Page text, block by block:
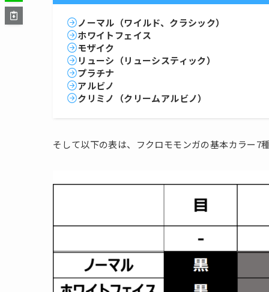
ノーマル（ワイルド、クラシック）
ホワイトフェイス
モザイク
リューシ（リューシスティック）
プラチナ
アルビノ
クリミノ（クリームアルビノ）
そして以下の表は、フクロモモンガの基本カラー7